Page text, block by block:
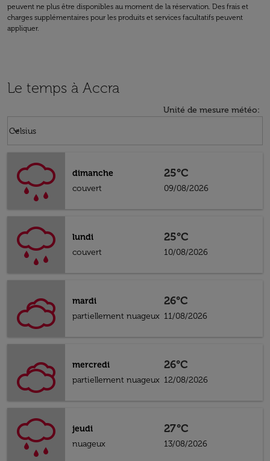
peuvent ne plus être disponibles au moment de la réservation. Des frais et
charges supplémentaires pour les produits et services facultatifs peuvent
appliquer.
Le temps à Accra
Unité de mesure météo:
Celsius
keyboard_arrow_down
dimanche
couvert
25°C
09/08/2026
lundi
couvert
25°C
10/08/2026
mardi
partiellement nuageux
26°C
11/08/2026
mercredi
partiellement nuageux
26°C
12/08/2026
jeudi
nuageux
27°C
13/08/2026